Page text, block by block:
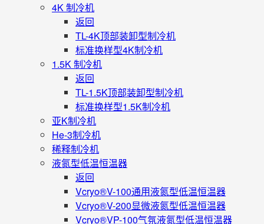
4K 制冷机
返回
TL-4K顶部装卸型制冷机
标准换样型4K制冷机
1.5K 制冷机
返回
TL-1.5K顶部装卸型制冷机
标准换样型1.5K制冷机
亚K制冷机
He-3制冷机
稀释制冷机
液氮型低温恒温器
返回
Vcryo®V-100通用液氮型低温恒温器
Vcryo®V-200显微液氮型低温恒温器
Vcryo®VP-100气氛液氮型低温恒温器